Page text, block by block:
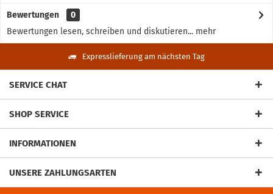
Bewertungen
0
Bewertungen lesen, schreiben und diskutieren... mehr
Expresslieferung am nächsten Tag
SERVICE CHAT
SHOP SERVICE
INFORMATIONEN
UNSERE ZAHLUNGSARTEN